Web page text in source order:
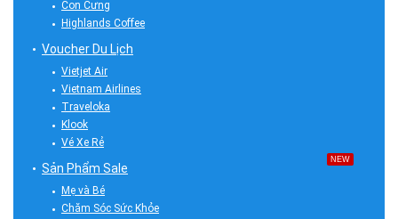
Con Cưng
Highlands Coffee
Voucher Du Lịch
Vietjet Air
Vietnam Airlines
Traveloka
Klook
Vé Xe Rẻ
Sản Phẩm Sale
NEW
Mẹ và Bé
Chăm Sóc Sức Khỏe